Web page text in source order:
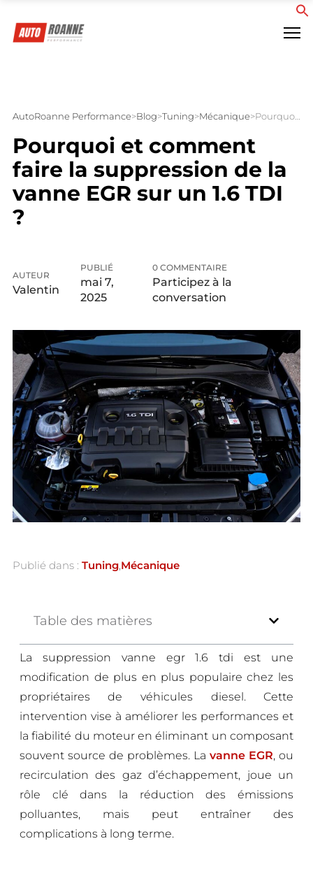
AutoRoanne Performance>Blog>Tuning>Mécanique> Pourquoi et comment faire la suppression de la vanne EGR sur un 1.6 TDI ?
Pourquoi et comment
faire la suppression de la
vanne EGR sur un 1.6 TDI
?
AUTEUR
Valentin
PUBLIÉ
mai 7,
2025
0 COMMENTAIRE
Participez à la
conversation
Publié dans : Tuning, Mécanique
Table des matières
La suppression vanne egr 1.6 tdi est une
modification de plus en plus populaire chez les
propriétaires de véhicules diesel. Cette
intervention vise à améliorer les performances et
la fiabilité du moteur en éliminant un composant
souvent source de problèmes. Lavanne EGR, ou
recirculation des gaz d’échappement, joue un
rôle clé dans la réduction des émissions
polluantes, mais peut entraîner des
complications à long terme.